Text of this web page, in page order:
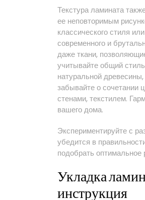
Текстура ламината
ее неповторимым
классического стиля
современного и
даже ткани,
учитывайте общий
натуральной
забывайте о сочетании
стенами, текстилем.
вашего дома.
Экспериментируйте с
убедится в
подобрать
Укладка
инструкция